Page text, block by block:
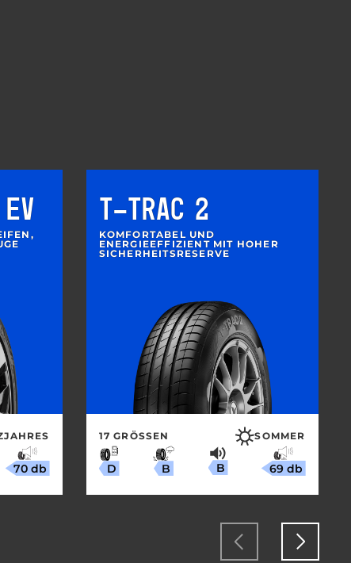
70 db
T-TRAC 2
KOMFORTABEL UND
ENERGIEEFFIZIENT MIT HOHER
SICHERHEITSRESERVE
17 GRÖSSEN SOMMER
D B B 69 db